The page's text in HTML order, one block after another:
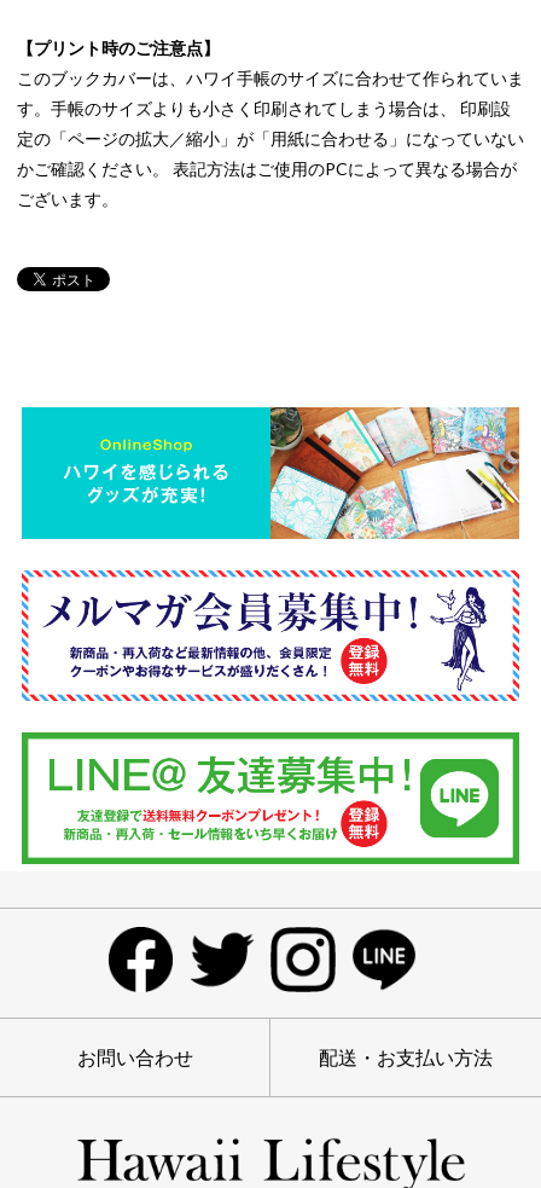
【プリント時のご注意点】
このブックカバーは、ハワイ手帳のサイズに合わせて作られていま
す。手帳のサイズよりも小さく印刷されてしまう場合は、 印刷設
定の「ページの拡大／縮小」が「用紙に合わせる」になっていない
かご確認ください。 表記方法はご使用のPCによって異なる場合が
ございます。
お問い合わせ 配送・お支払い方法